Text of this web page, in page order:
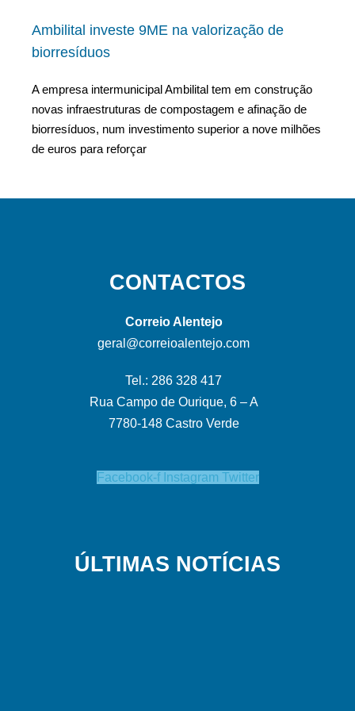
Ambilital investe 9ME na valorização de
biorresíduos
A empresa intermunicipal Ambilital tem em construção
novas infraestruturas de compostagem e afinação de
biorresíduos, num investimento superior a nove milhões
de euros para reforçar
CONTACTOS
Correio Alentejo
geral@correioalentejo.com
Tel.: 286 328 417
Rua Campo de Ourique, 6 – A
7780-148 Castro Verde
Facebook-f Instagram Twitter
ÚLTIMAS NOTÍCIAS